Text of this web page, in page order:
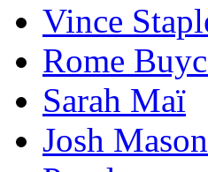
Vince
Rome
Sarah Maï
Josh Mason